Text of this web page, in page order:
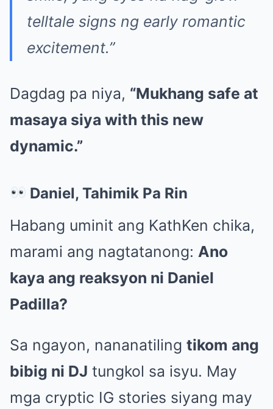
telltale signs ng early romantic
excitement.”
Dagdag pa niya, “Mukhang safe at
masaya siya with this new
dynamic.”
Daniel, Tahimik Pa Rin
Habang uminit ang KathKen chika,
marami ang nagtatanong: Ano
kaya ang reaksyon ni Daniel
Padilla?
Sa ngayon, nananatiling tikom ang
bibig ni DJ tungkol sa isyu. May
mga cryptic IG stories siyang may